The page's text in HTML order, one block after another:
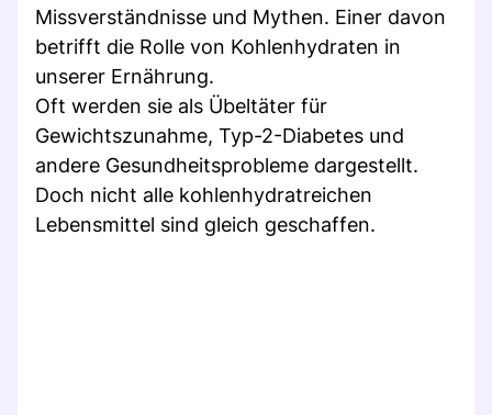
Missverständnisse und Mythen. Einer davon
betrifft die Rolle von Kohlenhydraten in
unserer Ernährung.
Oft werden sie als Übeltäter für
Gewichtszunahme, Typ-2-Diabetes und
andere Gesundheitsprobleme dargestellt.
Doch nicht alle kohlenhydratreichen
Lebensmittel sind gleich geschaffen.